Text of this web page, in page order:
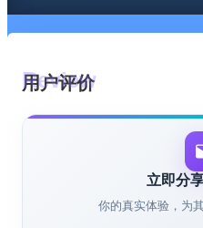
用户评价
立即分
你的真实体验，为